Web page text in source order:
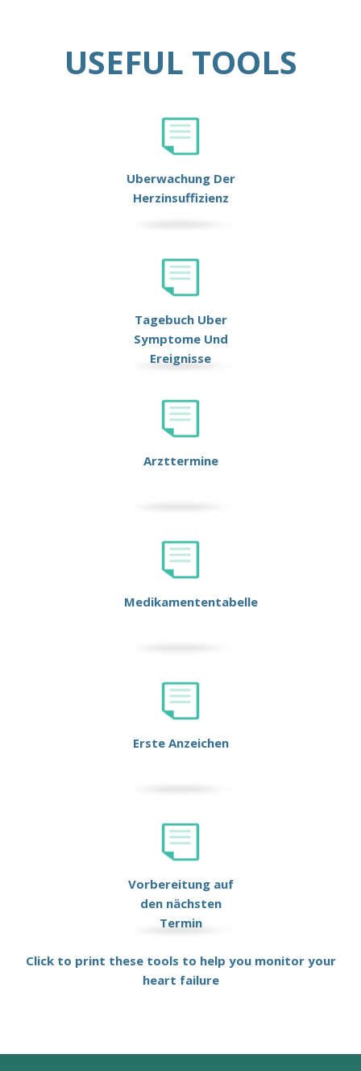
USEFUL TOOLS
Uberwachung Der
Herzinsuffizienz
Tagebuch Uber
Symptome Und
Ereignisse
Arzttermine
Medikamententabelle
Erste Anzeichen
Vorbereitung auf
den nächsten
Termin
Click to print these tools to help you monitor your
heart failure